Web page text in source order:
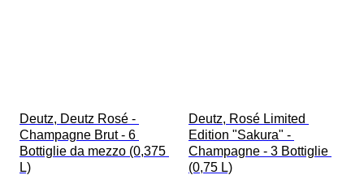
Deutz, Deutz Rosé -
Champagne Brut - 6
Bottiglie da mezzo (0,375
L)
Deutz, Rosé Limited
Edition "Sakura" -
Champagne - 3 Bottiglie
(0,75 L)